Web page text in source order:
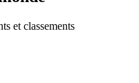
et classements